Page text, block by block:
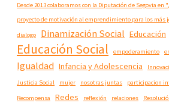
Desde 2013 colaboramos con la Diputación de Segovia en
proyecto de motivación al emprendimiento para los más
dialogo
Dinamización Social Educación
Educación Social empoderamiento
Igualdad Infancia y Adolescencia
Justicia Social
mujer nosotras juntas participacion
Recompensa
Redes reflexión relaciones